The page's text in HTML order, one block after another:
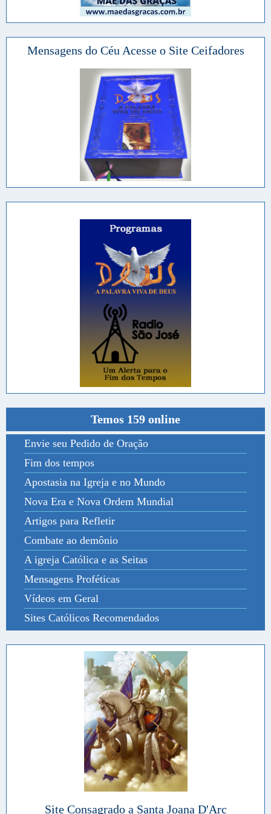
Mensagens do Céu Acesse o Site Ceifadores
Temos 159 online
Envie seu Pedido de Oração
Fim dos tempos
Apostasia na Igreja e no Mundo
Nova Era e Nova Ordem Mundial
Artigos para Refletir
Combate ao demônio
A igreja Católica e as Seitas
Mensagens Proféticas
Vídeos em Geral
Sites Católicos Recomendados
Site Consagrado a Santa Joana D'Arc